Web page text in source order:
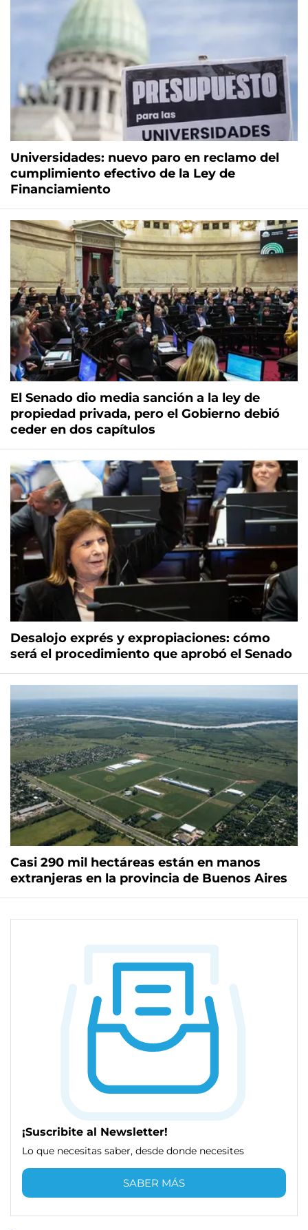
Universidades: nuevo paro en reclamo del
cumplimiento efectivo de la Ley de
Financiamiento
El Senado dio media sanción a la ley de
propiedad privada, pero el Gobierno debió
ceder en dos capítulos
Desalojo exprés y expropiaciones: cómo
será el procedimiento que aprobó el Senado
Casi 290 mil hectáreas están en manos
extranjeras en la provincia de Buenos Aires
¡Suscribite al Newsletter!
Lo que necesitas saber, desde donde necesites
SABER MÁS